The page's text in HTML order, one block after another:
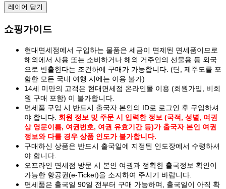
레이어 닫기
쇼핑가이드
현대면세점에서 구입하는 물품은 세금이 면제된 면세품이므로
해외에서 사용 또는 소비하거나 해외 거주인의 선물용 등 외국
으로 반출한다는 조건하에 구매가 가능합니다. (단, 제주도를 포
함한 모든 국내 여행 시에는 이용 불가)
14세 미만의 고객은 현대면세점 온라인몰 이용 (회원가입, 비회
원 구매 포함) 이 불가합니다.
면세품 구입 시 반드시 출국자 본인의 ID로 로그인 후 구입하셔
야 합니다. 회원 정보 및 주문 시 입력한 정보 (국적, 성별, 여권
상 영문이름, 여권번호, 여권 유효기간 등)가 출국자 본인 여권
정보와 다를 경우 상품 인도가 불가합니다.
구매하신 상품은 반드시 출국일에 지정된 인도장에서 수령하셔
야 합니다.
오프라인 면세점 방문 시 본인 여권과 정확한 출국정보 확인이
가능한 항공권(e-Ticket)을 소지하여 주시기 바랍니다.
면세품은 출국일 90일 전부터 구매 가능하며, 출국일이 아직 확